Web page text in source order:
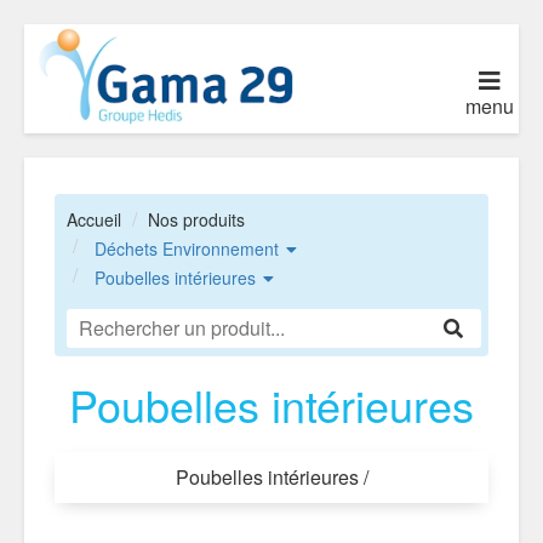
menu
Accueil
Nos produits
Déchets Environnement
Poubelles intérieures
Poubelles intérieures
Poubelles intérieures /